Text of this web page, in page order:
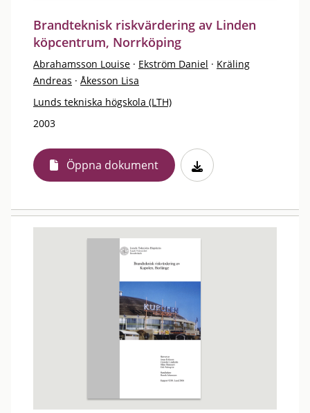
Brandteknisk riskvärdering av Linden
köpcentrum, Norrköping
Abrahamsson Louise · Ekström Daniel · Kräling
Andreas · Åkesson Lisa
Lunds tekniska högskola (LTH)
2003
Öppna dokument